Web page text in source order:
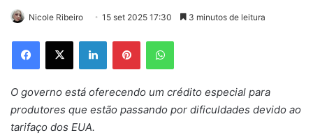
Nicole Ribeiro 15 set 2025 17:30 3 minutos de leitura
Facebook
X LinkedinPinterestWhatsApp
O governo está oferecendo um crédito especial para
produtores que estão passando por dificuldades devido ao
tarifaço dos EUA.